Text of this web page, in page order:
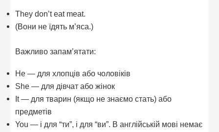
They don’t eat meat.
(Вони не їдять м’яса.)
Важливо запам’ятати:
He — для хлопців або чоловіків
She — для дівчат або жінок
It — для тварин (якщо не знаємо стать) або
предметів
You — і для “ти”, і для “ви”. В англійській мові немає